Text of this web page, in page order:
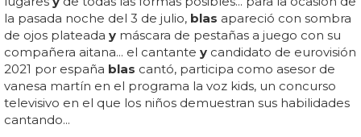
la pasada noche del 3 de julio, blas apareció con sombra
de ojos plateada y máscara de pestañas a juego con su
compañera aitana... el cantante y candidato de eurovisión
2021 por españa blas cantó, participa como asesor de
vanesa martín en el programa la voz kids, un concurso
televisivo en el que los niños demuestran sus habilidades
cantando...